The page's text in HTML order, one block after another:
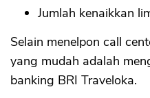
Jumlah kenaikkan
Selain menelpon call
yang mudah adalah
banking BRI Traveloka.